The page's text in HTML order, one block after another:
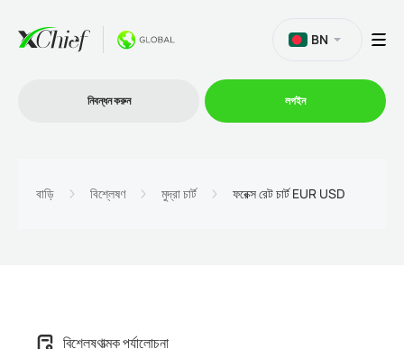
কোম্পানি
BN
নিবন্ধন করুন লগইন
বাড়ি বিশ্লেষণ মুদ্রা চার্ট ফরেক্স রেট চার্ট EUR USD
বিশ্লেষণাত্মক পর্যালোচনা